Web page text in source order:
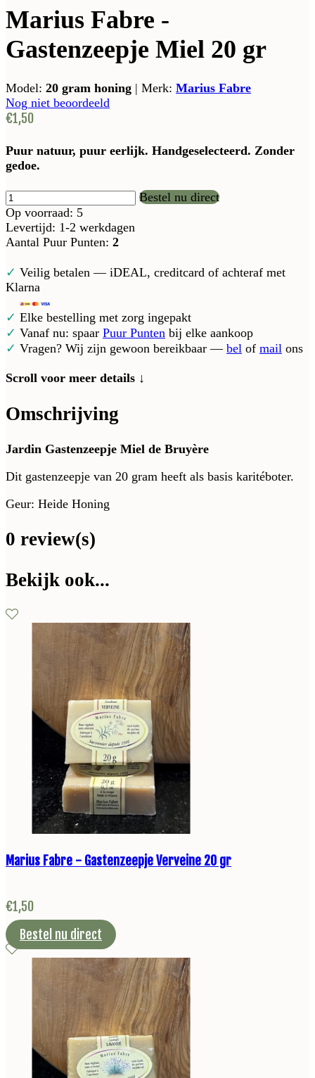
Marius Fabre -
Gastenzeepje Miel 20 gr
Model: 20 gram honing | Merk: Marius Fabre
Nog niet beoordeeld
€1,50
Puur natuur, puur eerlijk. Handgeselecteerd. Zonder
gedoe.
Bestel nu direct
Op voorraad: 5
Levertijd: 1-2 werkdagen
Aantal Puur Punten: 2
✓ Veilig betalen — iDEAL, creditcard of achteraf met
Klarna
✓ Elke bestelling met zorg ingepakt
✓ Vanaf nu: spaar Puur Punten bij elke aankoop
✓ Vragen? Wij zijn gewoon bereikbaar — bel of mail ons
Scroll voor meer details ↓
Omschrijving
Jardin Gastenzeepje Miel de Bruyère
Dit gastenzeepje van 20 gram heeft als basis karitéboter.
Geur: Heide Honing
0 review(s)
Bekijk ook...
Marius Fabre - Gastenzeepje Verveine 20 gr
€1,50
Bestel nu direct